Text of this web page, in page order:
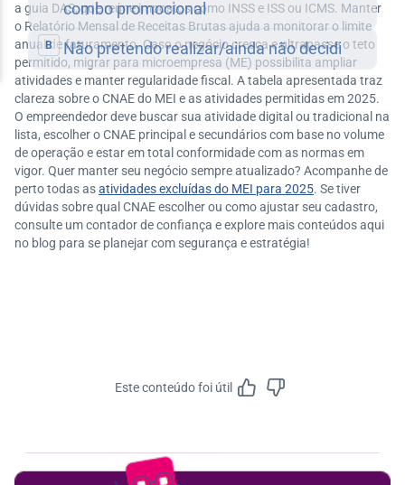
a guia DAS, que reúne impostos como INSS e ISS ou ICMS. Manter
o Relatório Mensal de Receitas Brutas ajuda a monitorar o limite
anual de faturamento. Caso o negócio cresça e ultrapasse o teto
permitido, migrar para microempresa (ME) possibilita ampliar
atividades e manter regularidade fiscal. A tabela apresentada traz
clareza sobre o CNAE do MEI e as atividades permitidas em 2025.
O empreendedor deve buscar sua atividade digital ou tradicional na
lista, escolher o CNAE principal e secundários com base no volume
de operação e estar em total conformidade com as normas em
vigor. Quer manter seu negócio sempre atualizado? Acompanhe de
perto todas asatividades excluídas do MEI para 2025. Se tiver
dúvidas sobre qual CNAE escolher ou como ajustar seu cadastro,
consulte um contador de confiança e explore mais conteúdos aqui
no blog para se planejar com segurança e estratégia!
Este conteúdo foi útil